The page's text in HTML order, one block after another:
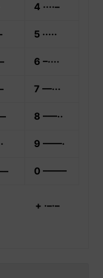
4 ····–
5 ·····
6 –····
7 ––···
8 –––··
9 ––––·
0 –––––
+ ·–·–